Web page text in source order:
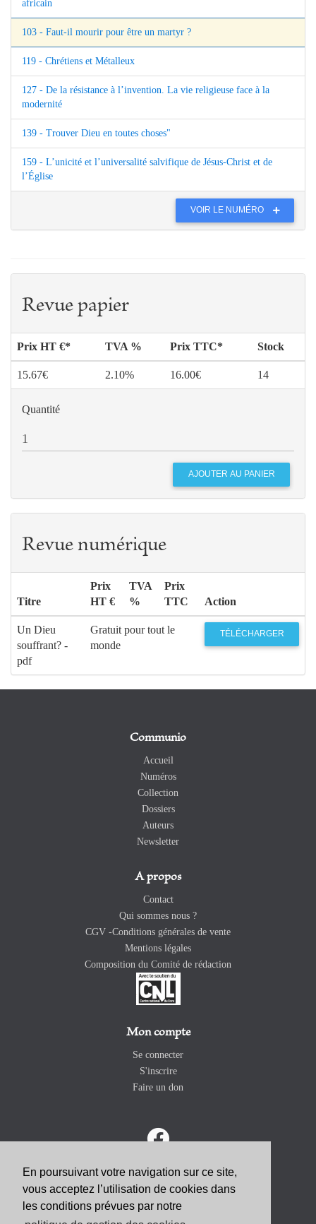
En poursuivant votre navigation sur ce site,
vous acceptez l’utilisation de cookies dans
les conditions prévues par notre
africain
103 - Faut-il mourir pour être un martyr ?
119 - Chrétiens et Métalleux
127 - De la résistance à l’invention. La vie religieuse face à la
modernité
139 - Trouver Dieu en toutes choses"
159 - L’unicité et l’universalité salvifique de Jésus-Christ et de
l’Église
VOIR LE NUMÉRO
Revue papier
Prix HT €* TVA % Prix TTC* Stock
15.67€ 2.10% 16.00€ 14
Quantité
Revue numérique
Titre
Prix
HT €
TVA
%
Prix
TTC
Action
Un Dieu
souffrant? -
pdf
Gratuit pour tout le
monde
TÉLÉCHARGER
Communio
Accueil
Numéros
Collection
Dossiers
Auteurs
Newsletter
A propos
Contact
Qui sommes nous ?
CGV -Conditions générales de vente
Mentions légales
Composition du Comité de rédaction
Mon compte
Se connecter
S'inscrire
Faire un don
ABONNEZ-VOUS